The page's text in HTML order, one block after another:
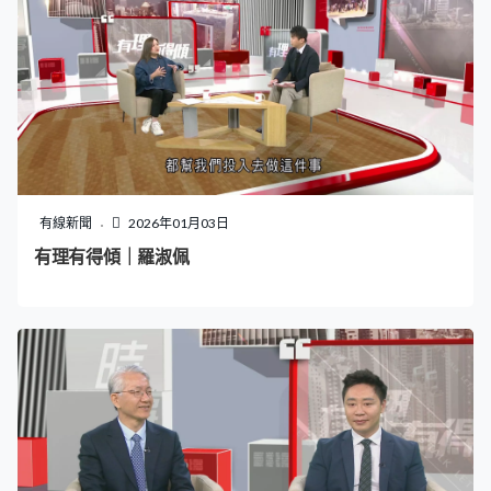
有線新聞 2026年01月03日
有理有得傾｜羅淑佩